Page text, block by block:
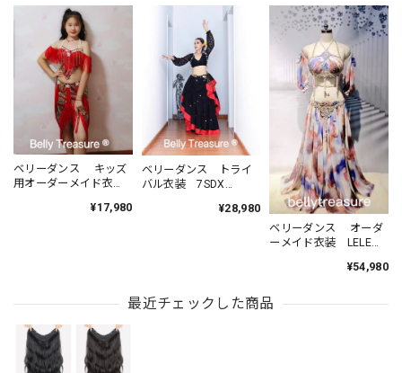
ベリーダンス キッズ
用オーダーメイド衣
¥17,980
ベリーダンス トライ
バル衣装 7SDX
¥28,980
ベリーダンス オーダ
ーメイド衣装 LELE
¥54,980
最近チェックした商品